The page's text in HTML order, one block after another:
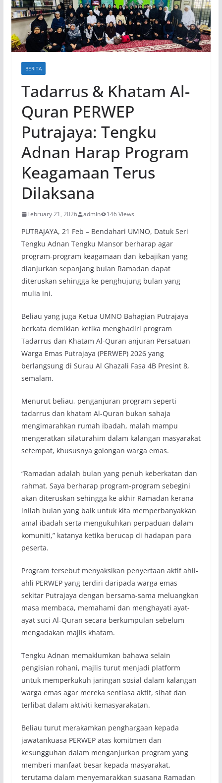
BERITA
Tadarrus & Khatam Al-
Quran PERWEP
Putrajaya: Tengku
Adnan Harap Program
Keagamaan Terus
Dilaksana
February 21, 2026 admin 146 Views
PUTRAJAYA, 21 Feb – Bendahari UMNO, Datuk Seri
Tengku Adnan Tengku Mansor berharap agar
program-program keagamaan dan kebajikan yang
dianjurkan sepanjang bulan Ramadan dapat
diteruskan sehingga ke penghujung bulan yang
mulia ini.
Beliau yang juga Ketua UMNO Bahagian Putrajaya
berkata demikian ketika menghadiri program
Tadarrus dan Khatam Al-Quran anjuran Persatuan
Warga Emas Putrajaya (PERWEP) 2026 yang
berlangsung di Surau Al Ghazali Fasa 4B Presint 8,
semalam.
Menurut beliau, penganjuran program seperti
tadarrus dan khatam Al-Quran bukan sahaja
mengimarahkan rumah ibadah, malah mampu
mengeratkan silaturahim dalam kalangan masyarakat
setempat, khususnya golongan warga emas.
“Ramadan adalah bulan yang penuh keberkatan dan
rahmat. Saya berharap program-program sebegini
akan diteruskan sehingga ke akhir Ramadan kerana
inilah bulan yang baik untuk kita memperbanyakkan
amal ibadah serta mengukuhkan perpaduan dalam
komuniti,” katanya ketika berucap di hadapan para
peserta.
Program tersebut menyaksikan penyertaan aktif ahli-
ahli PERWEP yang terdiri daripada warga emas
sekitar Putrajaya dengan bersama-sama meluangkan
masa membaca, memahami dan menghayati ayat-
ayat suci Al-Quran secara berkumpulan sebelum
mengadakan majlis khatam.
Tengku Adnan memaklumkan bahawa selain
pengisian rohani, majlis turut menjadi platform
untuk memperkukuh jaringan sosial dalam kalangan
warga emas agar mereka sentiasa aktif, sihat dan
terlibat dalam aktiviti kemasyarakatan.
Beliau turut merakamkan penghargaan kepada
jawatankuasa PERWEP atas komitmen dan
kesungguhan dalam menganjurkan program yang
memberi manfaat besar kepada masyarakat,
terutama dalam menyemarakkan suasana Ramadan